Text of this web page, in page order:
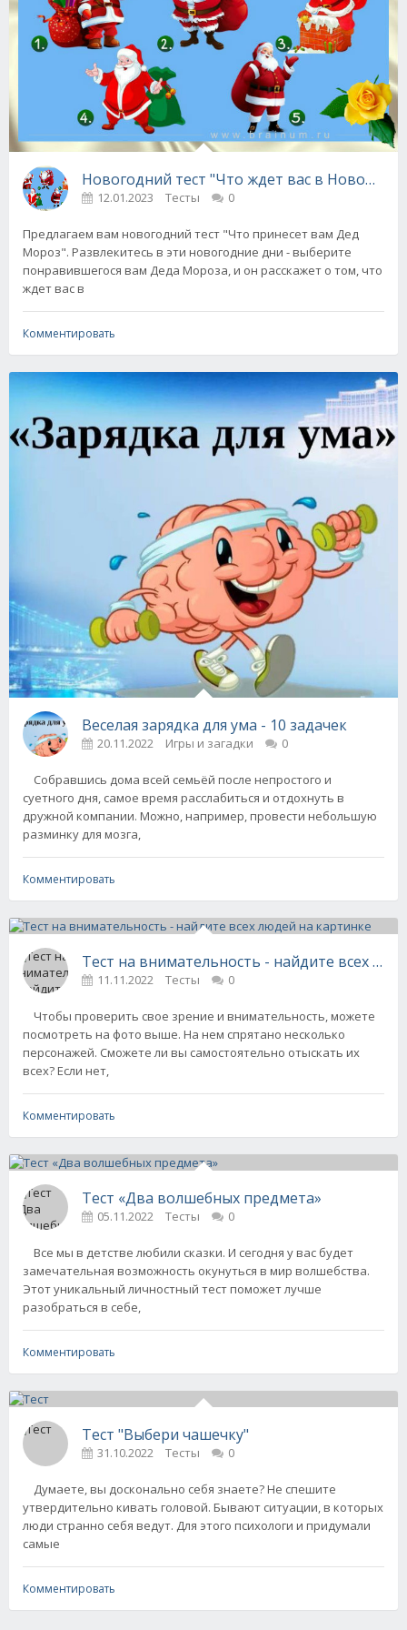
Новогодний тест "Что ждет вас в Новом
12.01.2023 Тесты 0
Предлагаем вам новогодний тест "Что принесет вам Дед
Мороз". Развлекитесь в эти новогодние дни - выберите
понравившегося вам Деда Мороза, и он расскажет о том, что
ждет вас в
Комментировать
Веселая зарядка для ума - 10 задачек
20.11.2022 Игры и загадки 0
Собравшись дома всей семьёй после непростого и
суетного дня, самое время расслабиться и отдохнуть в
дружной компании. Можно, например, провести небольшую
разминку для мозга,
Комментировать
Тест на внимательность - найдите всех
11.11.2022 Тесты 0
Чтобы проверить свое зрение и внимательность, можете
посмотреть на фото выше. На нем спрятано несколько
персонажей. Сможете ли вы самостоятельно отыскать их
всех? Если нет,
Комментировать
Тест «Два волшебных предмета»
05.11.2022 Тесты 0
Все мы в детстве любили сказки. И сегодня у вас будет
замечательная возможность окунуться в мир волшебства.
Этот уникальный личностный тест поможет лучше
разобраться в себе,
Комментировать
Тест "Выбери чашечку"
31.10.2022 Тесты 0
Думаете, вы досконально себя знаете? Не спешите
утвердительно кивать головой. Бывают ситуации, в которых
люди странно себя ведут. Для этого психологи и придумали
самые
Комментировать